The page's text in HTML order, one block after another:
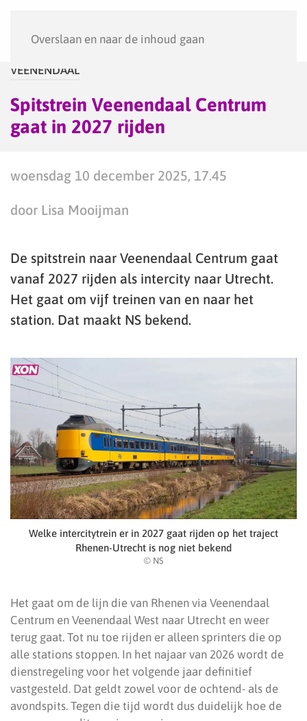
Overslaan en naar de inhoud gaan
VEENENDAAL
Spitstrein Veenendaal Centrum
gaat in 2027 rijden
woensdag 10 december 2025, 17.45
door Lisa Mooijman
De spitstrein naar Veenendaal Centrum gaat
vanaf 2027 rijden als intercity naar Utrecht.
Het gaat om vijf treinen van en naar het
station. Dat maakt NS bekend.
Welke intercitytrein er in 2027 gaat rijden op het traject
Rhenen-Utrecht is nog niet bekend
© NS
Het gaat om de lijn die van Rhenen via Veenendaal
Centrum en Veenendaal West naar Utrecht en weer
terug gaat. Tot nu toe rijden er alleen sprinters die op
alle stations stoppen. In het najaar van 2026 wordt de
dienstregeling voor het volgende jaar definitief
vastgesteld. Dat geldt zowel voor de ochtend- als de
avondspits. Tegen die tijd wordt dus duidelijk hoe de